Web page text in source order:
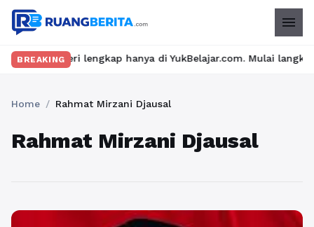
menu
BREAKING
materi lengkap hanya di YukBelajar.com. Mulai langkah
Home / Rahmat Mirzani Djausal
Rahmat Mirzani Djausal